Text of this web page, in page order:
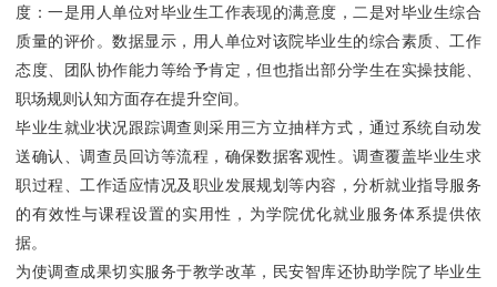
度：一是用人单位对毕业生工作表现的满意度，二是对毕业生综合
质量的评价。数据显示，用人单位对该院毕业生的综合素质、工作
态度、团队协作能力等给予肯定，但也指出部分学生在实操技能、
职场规则认知方面存在提升空间。
毕业生就业状况跟踪调查则采用三方立抽样方式，通过系统自动发
送确认、调查员回访等流程，确保数据客观性。调查覆盖毕业生求
职过程、工作适应情况及职业发展规划等内容，分析就业指导服务
的有效性与课程设置的实用性，为学院优化就业服务体系提供依
据。
为使调查成果切实服务于教学改革，民安智库还协助学院了毕业生